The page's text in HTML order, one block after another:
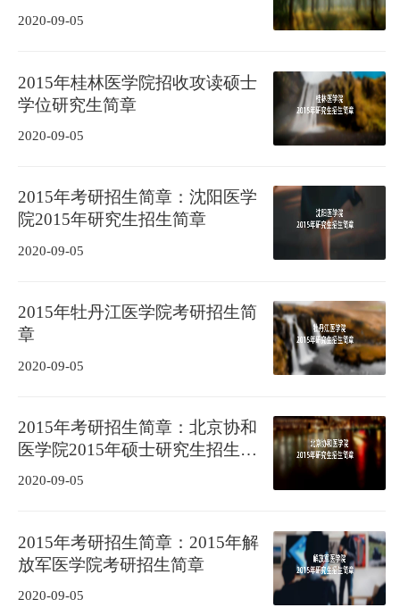
2020-09-05
2015年桂林医学院招收攻读硕士
学位研究生简章
2020-09-05
2015年考研招生简章：沈阳医学
院2015年研究生招生简章
2020-09-05
2015年牡丹江医学院考研招生简
章
2020-09-05
2015年考研招生简章：北京协和
医学院2015年硕士研究生招生简
章
2020-09-05
2015年考研招生简章：2015年解
放军医学院考研招生简章
2020-09-05